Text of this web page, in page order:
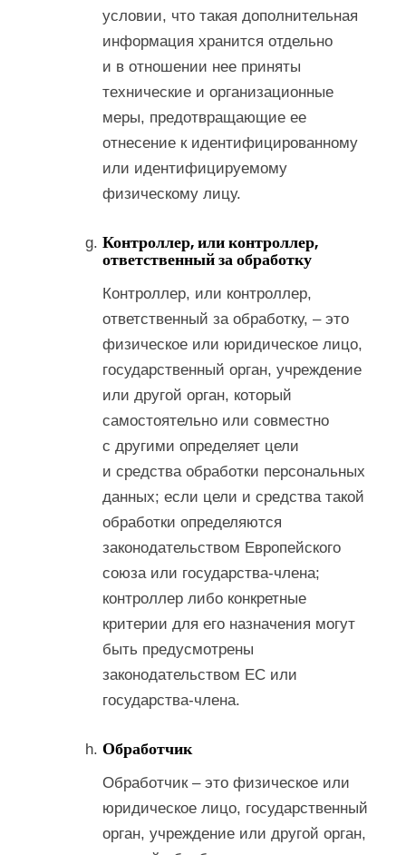
условии, что такая дополнительная
информация хранится отдельно
и в отношении нее приняты
технические и организационные
меры, предотвращающие ее
отнесение к идентифицированному
или идентифицируемому
физическому лицу.
Контроллер, или контроллер,
ответственный за обработку
Контроллер, или контроллер,
ответственный за обработку, – это
физическое или юридическое лицо,
государственный орган, учреждение
или другой орган, который
самостоятельно или совместно
с другими определяет цели
и средства обработки персональных
данных; если цели и средства такой
обработки определяются
законодательством Европейского
союза или государства-члена;
контроллер либо конкретные
критерии для его назначения могут
быть предусмотрены
законодательством ЕС или
государства-члена.
Обработчик
Обработчик – это физическое или
юридическое лицо, государственный
орган, учреждение или другой орган,